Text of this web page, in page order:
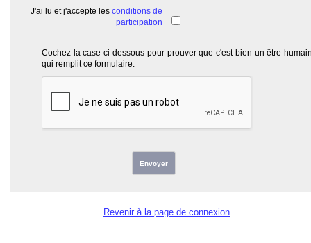
J'ai lu et j'accepte les conditions de
participation
Cochez la case ci-dessous pour prouver que c'est bien un être
qui remplit ce formulaire.
Envoyer
Revenir à la page de connexion